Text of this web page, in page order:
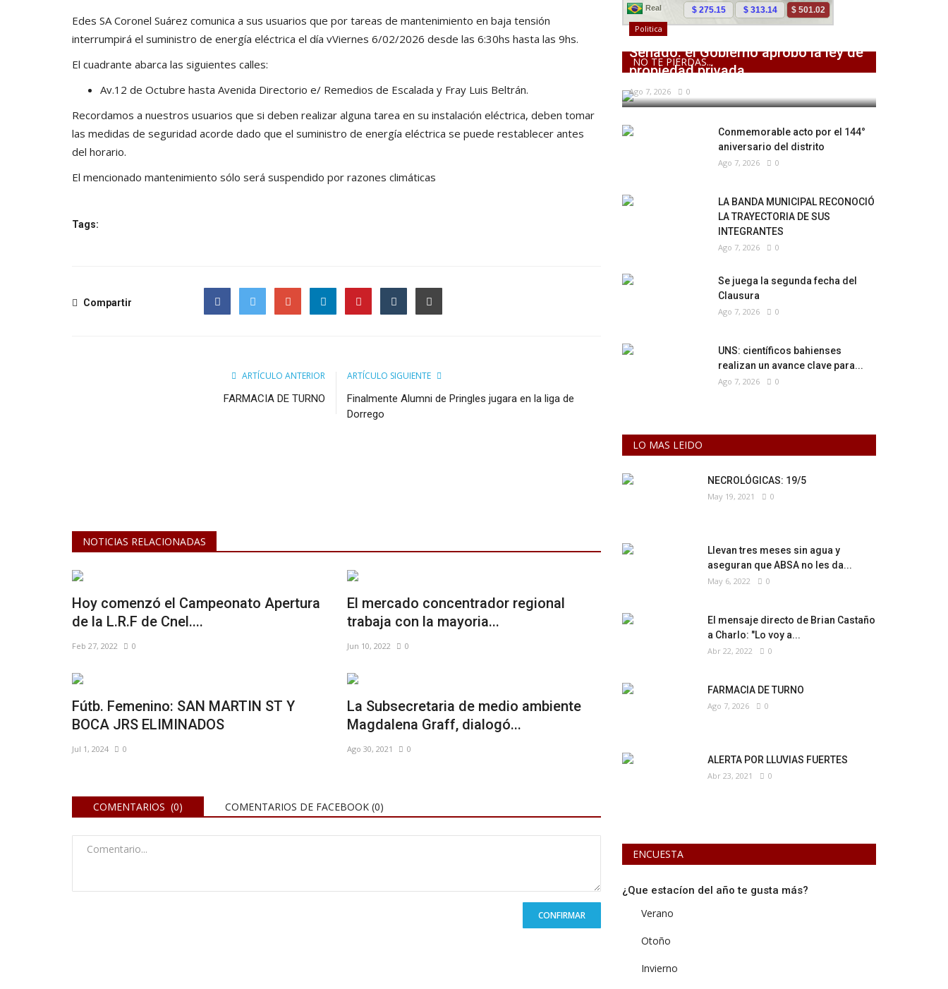
Edes SA Coronel Suárez comunica a sus usuarios que por tareas de mantenimiento en baja tensión
interrumpirá el suministro de energía eléctrica el día vViernes 6/02/2026 desde las 6:30hs hasta las 9hs.
El cuadrante abarca las siguientes calles:
Av.12 de Octubre hasta Avenida Directorio e/ Remedios de Escalada y Fray Luis Beltrán.
Recordamos a nuestros usuarios que si deben realizar alguna tarea en su instalación eléctrica, deben tomar
las medidas de seguridad acorde dado que el suministro de energía eléctrica se puede restablecer antes
del horario.
El mencionado mantenimiento sólo será suspendido por razones climáticas
Tags:
Compartir
ARTÍCULO ANTERIOR
FARMACIA DE TURNO
ARTÍCULO SIGUIENTE
Finalmente Alumni de Pringles jugara en la liga de
Dorrego
NOTICIAS RELACIONADAS
Hoy comenzó el Campeonato Apertura
de la L.R.F de Cnel....
Feb 27, 2022 0
El mercado concentrador regional
trabaja con la mayoria...
Jun 10, 2022 0
Fútb. Femenino: SAN MARTIN ST Y
BOCA JRS ELIMINADOS
Jul 1, 2024 0
La Subsecretaria de medio ambiente
Magdalena Graff, dialogó...
Ago 30, 2021 0
COMENTARIOS (0) COMENTARIOS DE FACEBOOK (0)
CONFIRMAR
NO TE PIERDAS...
Politica
Senado: el Gobierno aprobó la ley de
propiedad privada,...
Ago 7, 2026 0
Conmemorable acto por el 144°
aniversario del distrito
Ago 7, 2026 0
LA BANDA MUNICIPAL RECONOCIÓ
LA TRAYECTORIA DE SUS
INTEGRANTES
Ago 7, 2026 0
Se juega la segunda fecha del
Clausura
Ago 7, 2026 0
UNS: científicos bahienses
realizan un avance clave para...
Ago 7, 2026 0
LO MAS LEIDO
NECROLÓGICAS: 19/5
May 19, 2021 0
Llevan tres meses sin agua y
aseguran que ABSA no les da...
May 6, 2022 0
El mensaje directo de Brian Castaño
a Charlo: "Lo voy a...
Abr 22, 2022 0
FARMACIA DE TURNO
Ago 7, 2026 0
ALERTA POR LLUVIAS FUERTES
Abr 23, 2021 0
ENCUESTA
¿Que estacíon del año te gusta más?
Verano
Otoño
Invierno